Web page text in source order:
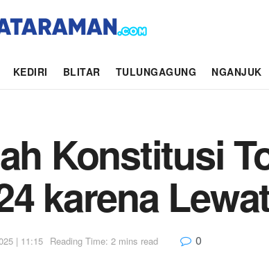
KEDIRI BLITAR TULUNGAGUNG NGANJUK
Konstitusi
karena
| 11:15 Reading Time: 2 mins read 0